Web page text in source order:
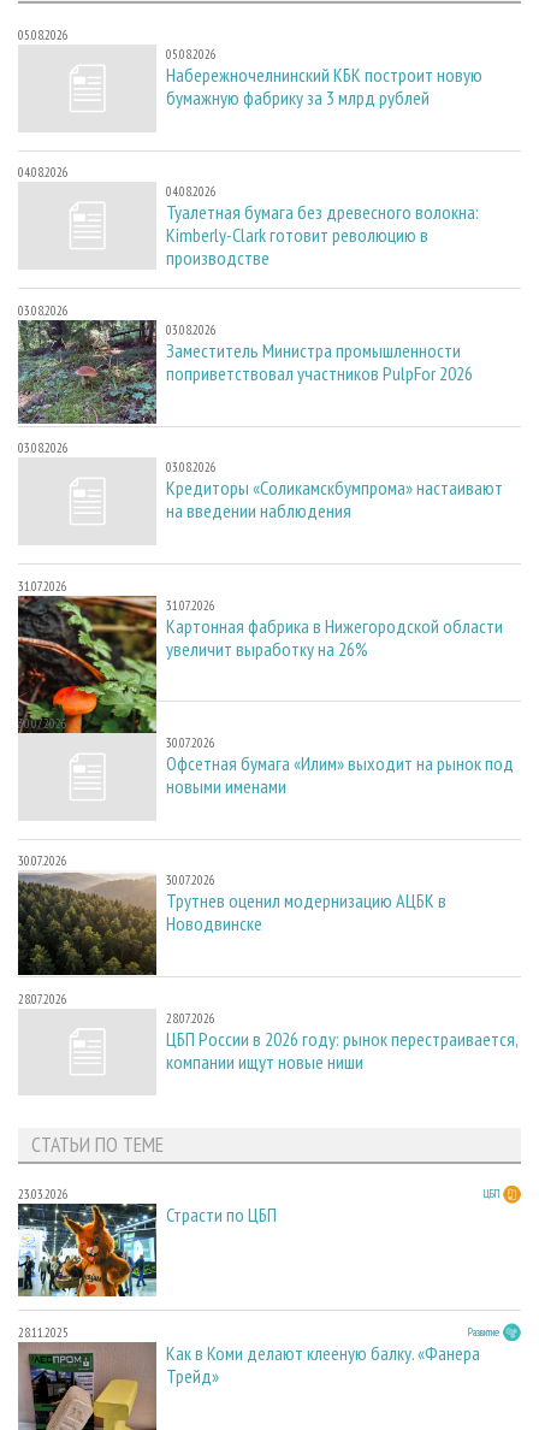
05.08.2026
05.08.2026
Набережночелнинский КБК построит новую
бумажную фабрику за 3 млрд рублей
04.08.2026
04.08.2026
Туалетная бумага без древесного волокна:
Kimberly-Clark готовит революцию в
производстве
03.08.2026
03.08.2026
Заместитель Министра промышленности
поприветствовал участников PulpFor 2026
03.08.2026
03.08.2026
Кредиторы «Соликамскбумпрома» настаивают
на введении наблюдения
31.07.2026
31.07.2026
Картонная фабрика в Нижегородской области
увеличит выработку на 26%
30.07.2026
30.07.2026
Офсетная бумага «Илим» выходит на рынок под
новыми именами
30.07.2026
30.07.2026
Трутнев оценил модернизацию АЦБК в
Новодвинске
28.07.2026
28.07.2026
ЦБП России в 2026 году: рынок перестраивается,
компании ищут новые ниши
СТАТЬИ ПО ТЕМЕ
23.03.2026 ЦБП
Страсти по ЦБП
28.11.2025 Развитие
Как в Коми делают клееную балку. «Фанера
Трейд»